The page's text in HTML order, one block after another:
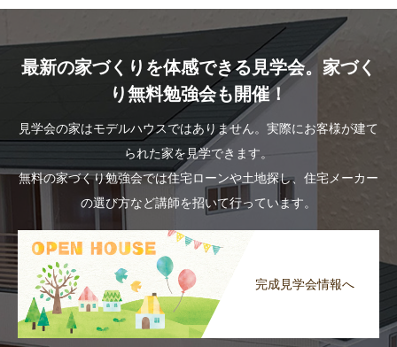
最新の家づくりを体感できる見学会。家づく
り無料勉強会も開催！
見学会の家はモデルハウスではありません。実際にお客様が建て
られた家を見学できます。
無料の家づくり勉強会では住宅ローンや土地探し、住宅メーカー
の選び方など講師を招いて行っています。
完成見学会情報へ